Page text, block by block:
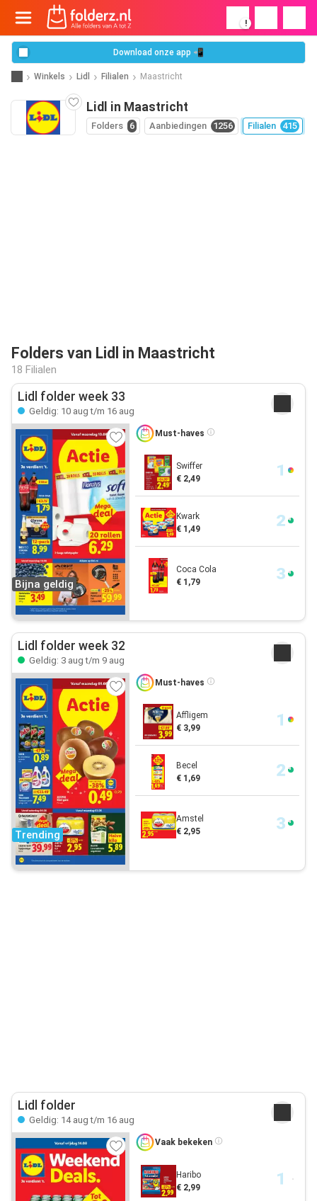
!
Download onze app 📲
Winkels Lidl Filialen Maastricht
Lidl in Maastricht
Folders 6 Aanbiedingen 1256 Filialen 415
Folders van Lidl in Maastricht
18 Filialen
Lidl folder week 33
Geldig: 10 aug t/m 16 aug
Bijna geldig
Must-haves
Swiffer
€ 2,49
Kwark
€ 1,49
Coca Cola
€ 1,79
Lidl folder week 32
Geldig: 3 aug t/m 9 aug
Trending
Must-haves
Affligem
€ 3,99
Becel
€ 1,69
Amstel
€ 2,95
Lidl folder
Geldig: 14 aug t/m 16 aug
Vaak bekeken
Haribo
€ 2,99